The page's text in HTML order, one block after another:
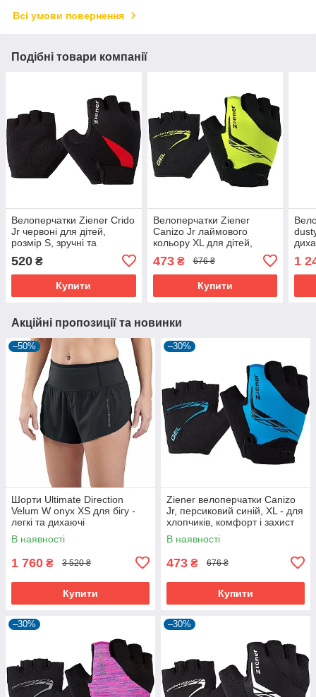
Всі умови повернення
Подібні товари компанії
Велоперчатки Ziener Crido
Jr червоні для дітей,
розмір S, зручні та
520 ₴
Купити
Велоперчатки Ziener
Canizo Jr лаймового
кольору XL для дітей,
473₴ 676 ₴
Купити
1
Акційні пропозиції та новинки
–50%
Шорти Ultimate Direction
Velum W onyx XS для бігу -
легкі та дихаючі
В наявності
1 760 ₴ 3 520 ₴
Купити
–30%
Ziener велоперчатки Canizo
Jr, персиковий синій, XL - для
хлопчиків, комфорт і захист
В наявності
473 ₴ 676 ₴
Купити
–30% –30%